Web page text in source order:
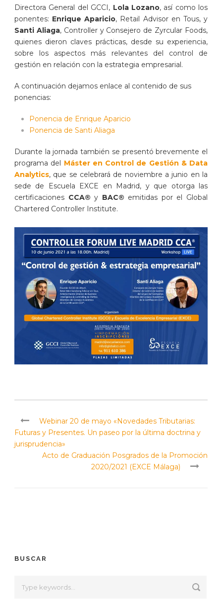
Directora General del GCCI, Lola Lozano, así como los
ponentes: Enrique Aparicio, Retail Advisor en Tous, y
Santi Aliaga, Controller y Consejero de Zyrcular Foods,
quienes dieron claves prácticas, desde su experiencia,
sobre los aspectos más relevantes del control de
gestión en relación con la estrategia empresarial.
A continuación dejamos enlace al contenido de sus
ponencias:
Ponencia de Enrique Aparicio
Ponencia de Santi Aliaga
Durante la jornada también se presentó brevemente el
programa del Máster en Control de Gestión & Data
Analytics, que se celebrará de noviembre a junio en la
sede de Escuela EXCE en Madrid, y que otorga las
certificaciones CCA® y BAC® emitidas por el Global
Chartered Controller Institute.
Webinar 20 de mayo «Novedades Tributarias:
Futuras y Presentes. Un paseo por la última doctrina y
jurisprudencia»
Acto de Graduación Posgrados de la Promoción
2020/2021 (EXCE Málaga)
BUSCAR